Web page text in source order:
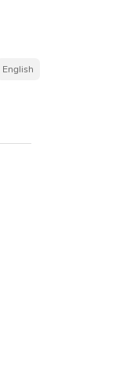
English